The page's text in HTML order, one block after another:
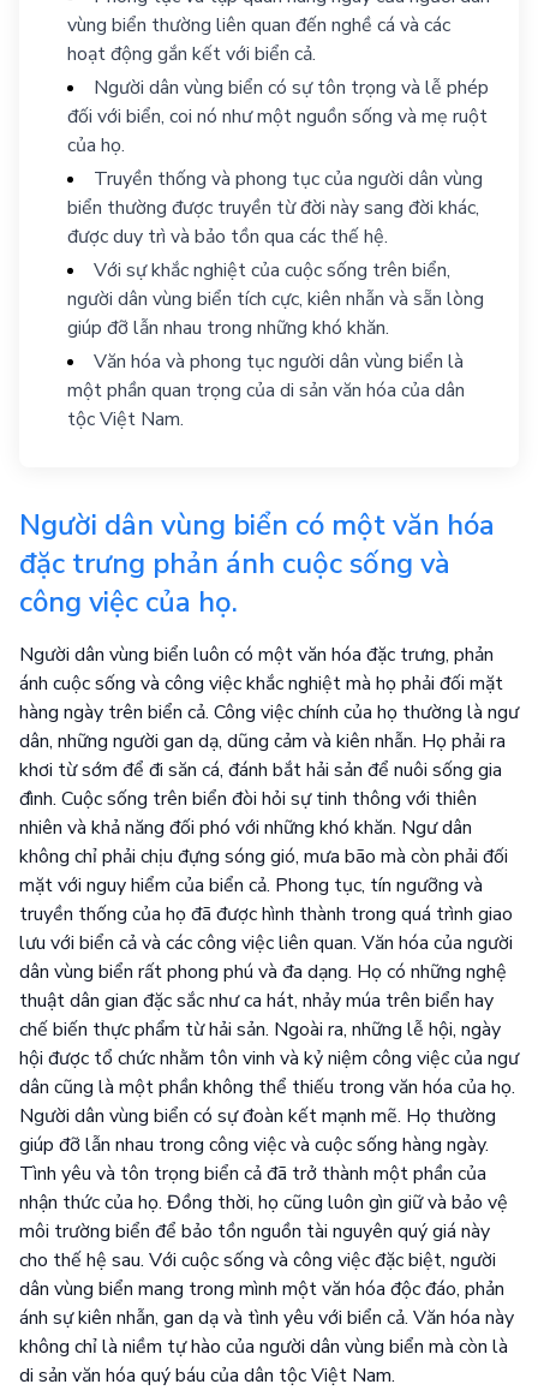
vùng biển thường liên quan đến nghề cá và các
hoạt động gắn kết với biển cả.
Người dân vùng biển có sự tôn trọng và lễ phép
đối với biển, coi nó như một nguồn sống và mẹ ruột
của họ.
Truyền thống và phong tục của người dân vùng
biển thường được truyền từ đời này sang đời khác,
được duy trì và bảo tồn qua các thế hệ.
Với sự khắc nghiệt của cuộc sống trên biển,
người dân vùng biển tích cực, kiên nhẫn và sẵn lòng
giúp đỡ lẫn nhau trong những khó khăn.
Văn hóa và phong tục người dân vùng biển là
một phần quan trọng của di sản văn hóa của dân
tộc Việt Nam.
Người dân vùng biển có một văn hóa
đặc trưng phản ánh cuộc sống và
công việc của họ.
Người dân vùng biển luôn có một văn hóa đặc trưng, phản
ánh cuộc sống và công việc khắc nghiệt mà họ phải đối mặt
hàng ngày trên biển cả. Công việc chính của họ thường là ngư
dân, những người gan dạ, dũng cảm và kiên nhẫn. Họ phải ra
khơi từ sớm để đi săn cá, đánh bắt hải sản để nuôi sống gia
đình. Cuộc sống trên biển đòi hỏi sự tinh thông với thiên
nhiên và khả năng đối phó với những khó khăn. Ngư dân
không chỉ phải chịu đựng sóng gió, mưa bão mà còn phải đối
mặt với nguy hiểm của biển cả. Phong tục, tín ngưỡng và
truyền thống của họ đã được hình thành trong quá trình giao
lưu với biển cả và các công việc liên quan. Văn hóa của người
dân vùng biển rất phong phú và đa dạng. Họ có những nghệ
thuật dân gian đặc sắc như ca hát, nhảy múa trên biển hay
chế biến thực phẩm từ hải sản. Ngoài ra, những lễ hội, ngày
hội được tổ chức nhằm tôn vinh và kỷ niệm công việc của ngư
dân cũng là một phần không thể thiếu trong văn hóa của họ.
Người dân vùng biển có sự đoàn kết mạnh mẽ. Họ thường
giúp đỡ lẫn nhau trong công việc và cuộc sống hàng ngày.
Tình yêu và tôn trọng biển cả đã trở thành một phần của
nhận thức của họ. Đồng thời, họ cũng luôn gìn giữ và bảo vệ
môi trường biển để bảo tồn nguồn tài nguyên quý giá này
cho thế hệ sau. Với cuộc sống và công việc đặc biệt, người
dân vùng biển mang trong mình một văn hóa độc đáo, phản
ánh sự kiên nhẫn, gan dạ và tình yêu với biển cả. Văn hóa này
không chỉ là niềm tự hào của người dân vùng biển mà còn là
di sản văn hóa quý báu của dân tộc Việt Nam.